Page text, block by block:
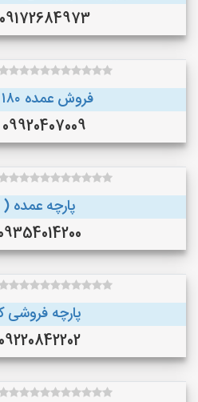
09172684973 (بوشهر)
فروش عمده ۱۸۰ تکه پارچه
09920407009 (بوشهر)
پارچه عمده
09354014200
پارچه فروشی
09220842202 (کرج)